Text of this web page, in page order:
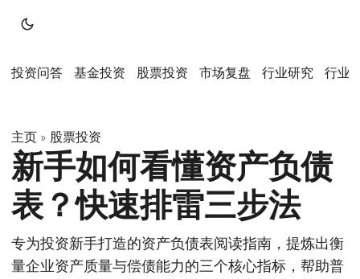
投资问答 基金投资 股票投资 市场复盘 行业研究 行业
主页 » 股票投资
新手如何看懂资产负债
表？快速排雷三步法
专为投资新手打造的资产负债表阅读指南，提炼出衡
量企业资产质量与偿债能力的三个核心指标，帮助普